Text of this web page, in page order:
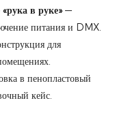
в руке»—
питания и DMX.
для
в пенопластовый
кейс.